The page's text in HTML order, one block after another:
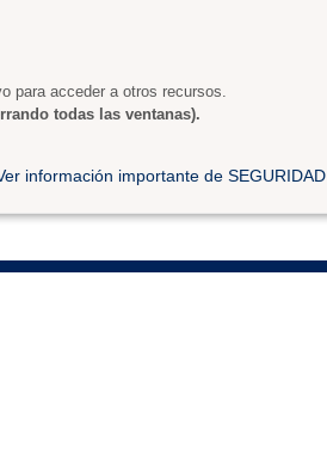
para acceder a otros recursos.
todas las ventanas).
información importante de SEGURIDAD